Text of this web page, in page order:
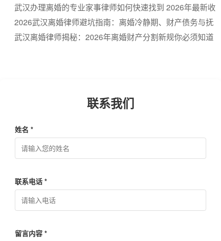
女抚养权必知要点全解析
武汉办理离婚的专业家事律师如何快速找到 2026年最新收
费与流程详解
2026武汉离婚律师避坑指南：离婚冷静期、财产债务与抚
养权纠纷一站通
武汉离婚律师揭秘：2026年离婚财产分割新规你必须知道
联系我们
姓名 *
联系电话 *
留言内容 *